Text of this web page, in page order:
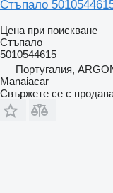
Стъпало
Цена при поискване
Стъпало
5010544615
Португалия,
Manaiacar
Свържете се с